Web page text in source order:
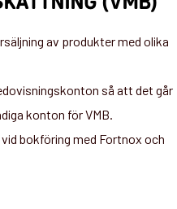
av produkter med olika
så att det går
konton för VMB.
bokföring med Fortnox och